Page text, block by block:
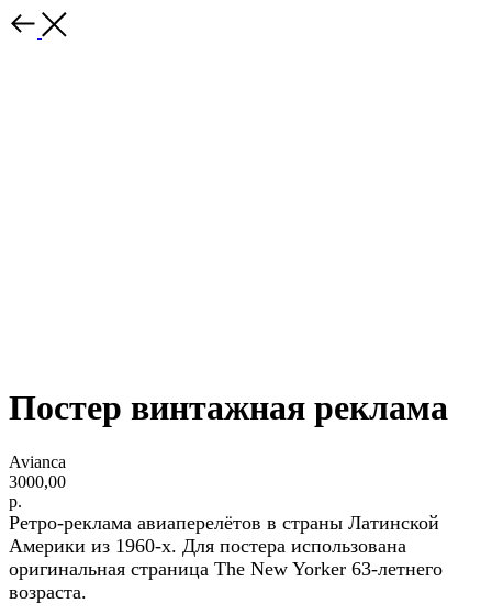
Постер винтажная реклама
Avianca
3000,00
р.
Ретро-реклама авиаперелётов в страны Латинской
Америки из 1960-х. Для постера использована
оригинальная страница The New Yorker 63-летнего
возраста.